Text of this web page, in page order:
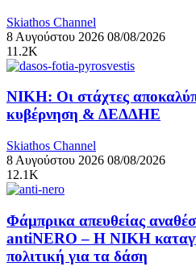
Skiathos Channel
8 Αυγούστου 2026 08/08/2026
11.2K
ΝΙΚΗ: Οι στάχτες
κυβέρνηση & ΔΕΔΔΗΕ
Skiathos Channel
8 Αυγούστου 2026 08/08/2026
12.1K
Φάμπρικα απευθείας
antiNERO – Η ΝΙΚΗ
πολιτική για τα δάση